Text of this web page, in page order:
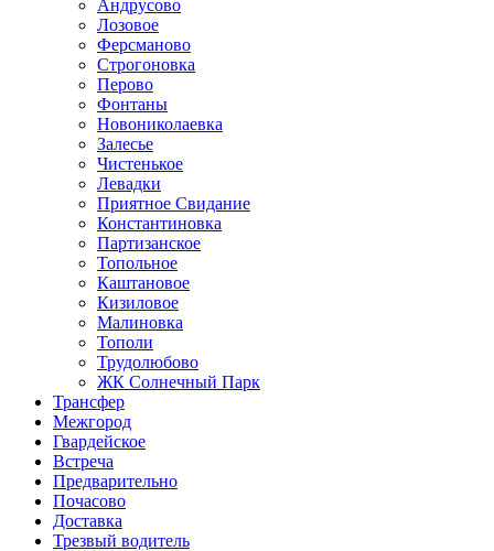
Андрусово
Лозовое
Ферсманово
Строгоновка
Перово
Фонтаны
Новониколаевка
Залесье
Чистенькое
Левадки
Приятное Свидание
Константиновка
Партизанское
Топольное
Каштановое
Кизиловое
Малиновка
Тополи
Трудолюбово
ЖК Солнечный Парк
Трансфер
Межгород
Гвардейское
Встреча
Предварительно
Почасово
Доставка
Трезвый водитель